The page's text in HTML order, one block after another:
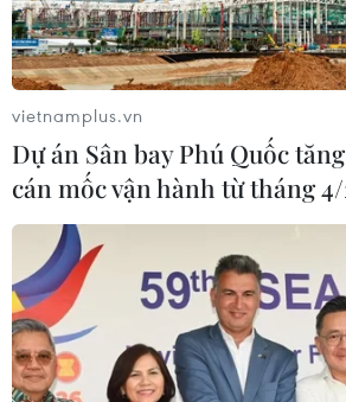
vietnamplus.vn
Dự án Sân bay Phú Quốc
cán mốc vận hành từ tháng 4/